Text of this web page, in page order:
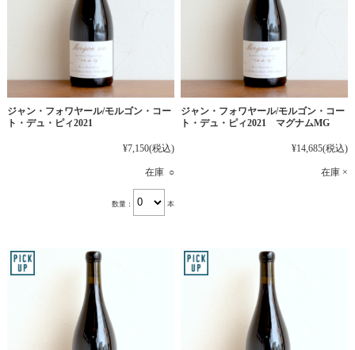
ジャン・フォワヤール/モルゴン・コー
ト・デュ・ピィ2021
¥7,150(税込)
在庫 ○
数量： 本
ジャン・フォワヤール/モルゴン・コー
ト・デュ・ピィ2021 マグナムMG
¥14,685(税込)
在庫 ×